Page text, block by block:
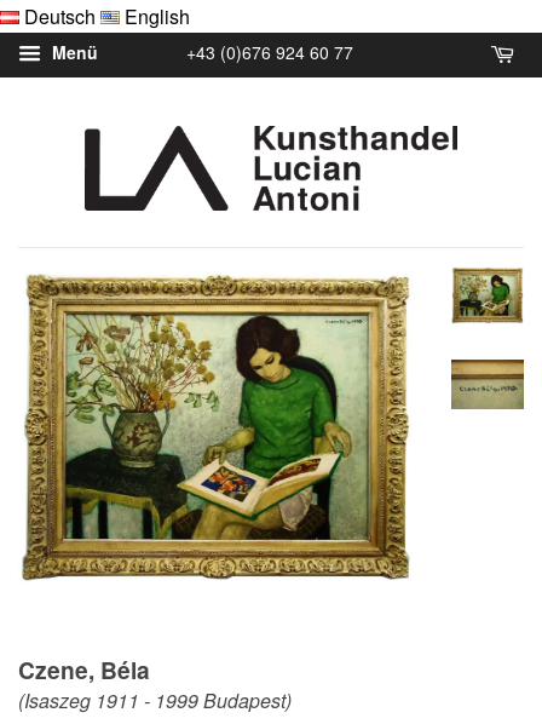
Deutsch English
Menü +43 (0)676 924 60 77
Czene, Béla
(Isaszeg 1911 - 1999 Budapest)